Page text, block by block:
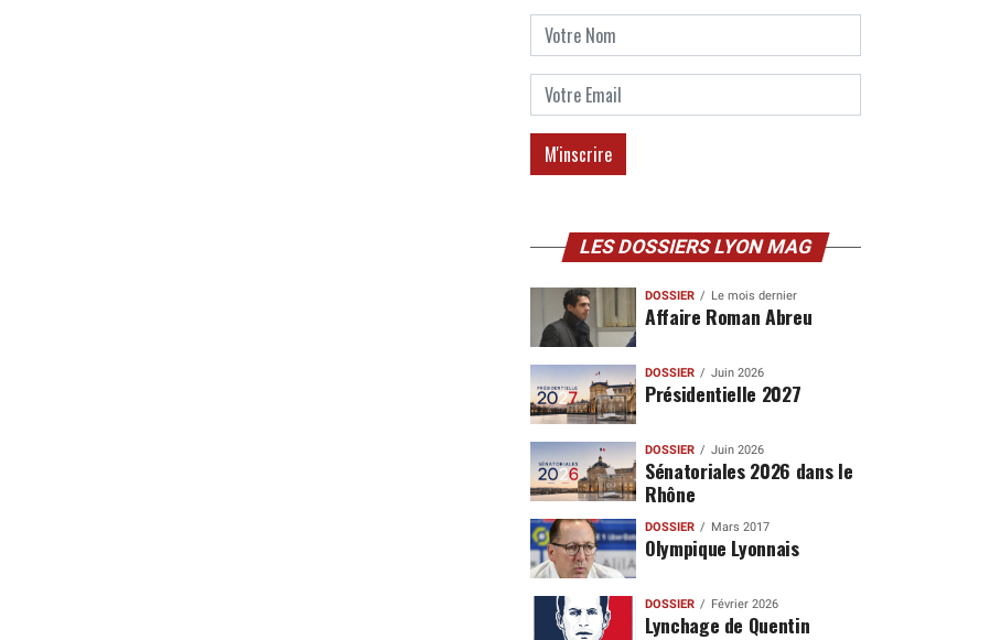
LES DOSSIERS LYON MAG
DOSSIER Le mois dernier
Affaire Roman Abreu
DOSSIER Juin 2026
Présidentielle 2027
DOSSIER Juin 2026
Sénatoriales 2026 dans le
Rhône
DOSSIER Mars 2017
Olympique Lyonnais
DOSSIER Février 2026
Lynchage de Quentin